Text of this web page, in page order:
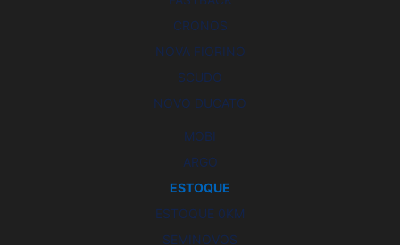
CRONOS
NOVA FIORINO
SCUDO
NOVO DUCATO
MOBI
ARGO
ESTOQUE
ESTOQUE 0KM
SEMINOVOS